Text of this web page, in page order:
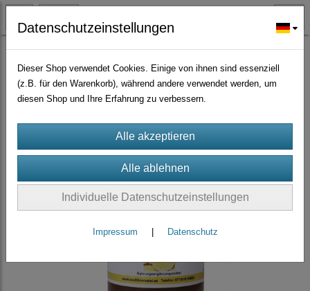
Liposomale Produkte Vitamin C, Kurkuma, Vitamin D3 mit K2(5)
Datenschutzeinstellungen
Dieser Shop verwendet Cookies. Einige von ihnen sind essenziell
(z.B. für den Warenkorb), während andere verwendet werden, um
diesen Shop und Ihre Erfahrung zu verbessern.
Individuelle Datenschutzeinstellungen
Impressum Datenschutz